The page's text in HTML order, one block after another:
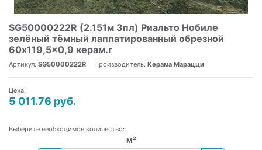
SG50000222R (2.151м 3пл) Риальто Нобиле
зелёный тёмный лаппатированный обрезной
60x119,5x0,9 керам.г
Артикул: SG50000222R Производитель: Керама Марацци
Цена:
5 011.76 руб.
Выберите необходимое количество:
м²